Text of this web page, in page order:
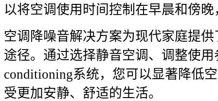
以将空调使用时间控制在早晨和傍
空调降噪音解决方案为现代家庭提
途径。通过选择静音空调、调整使
conditioning系统，您可以显著降低
受更加安静、舒适的生活。